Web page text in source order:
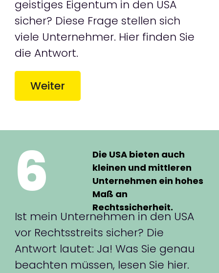
geistiges Eigentum in den USA
sicher? Diese Frage stellen sich
viele Unternehmer. Hier finden Sie
die Antwort.
Weiter
Die USA bieten auch
kleinen und mittleren
Unternehmen ein hohes
Maß an
Rechtssicherheit.
Ist mein Unternehmen in den USA
vor Rechtsstreits sicher? Die
Antwort lautet: Ja! Was Sie genau
beachten müssen, lesen Sie hier.
6